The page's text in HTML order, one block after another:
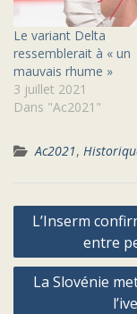
Le variant Delta
ressemblerait à « un
mauvais rhume »
3 juillet 2021
Dans "Ac2021"
Ac2021,
Navigation
l’article
L’Inserm
entre
La Slovénie